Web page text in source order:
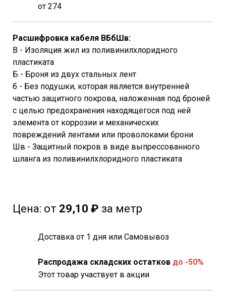
от 274
Расшифровка кабеля ВБбШв:
В - Изоляция жил из поливинилхлоридного
пластиката
Б - Броня из двух стальных лент
б - Без подушки, которая является внутренней
частью защитного покрова, наложенная под броней
с целью предохранения находящегося под ней
элемента от коррозии и механических
повреждений лентами или проволоками брони
Шв - Защитный покров в виде выпрессованного
шланга из поливинилхлоридного пластиката
Цена: от 29,10 ₽ за метр
Доставка от 1 дня или Самовывоз
Распродажа складских остатков до -50%
Этот товар участвует в акции